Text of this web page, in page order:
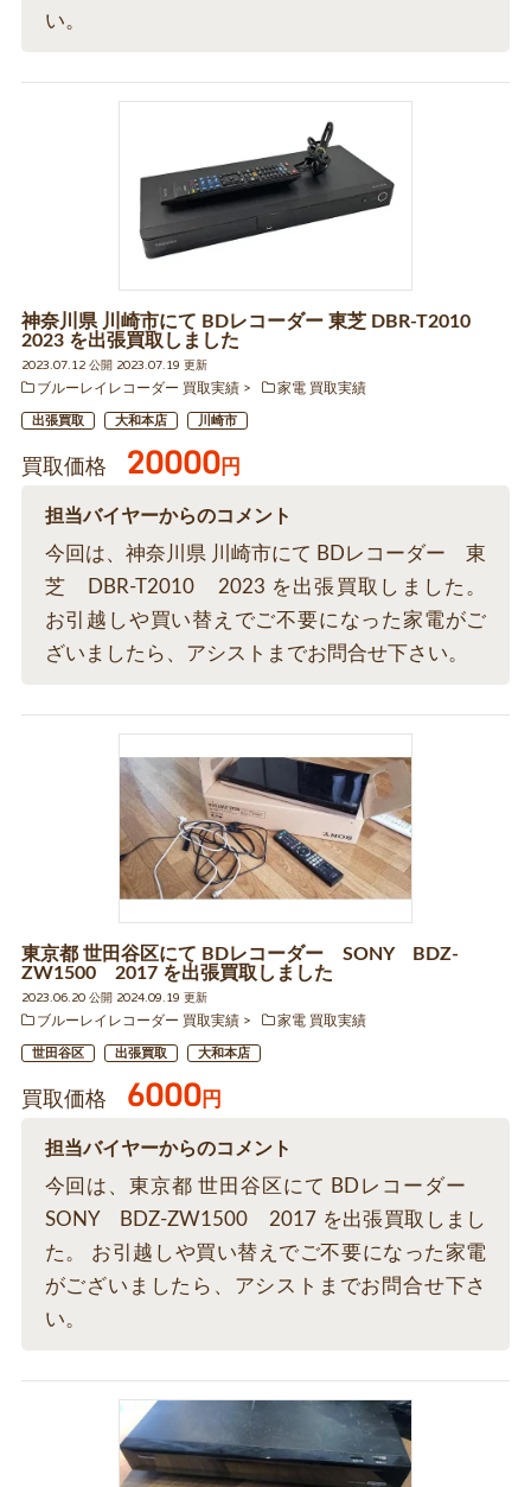
い。
神奈川県 川崎市にて BDレコーダー 東芝 DBR-T2010
2023 を出張買取しました
2023.07.12 公開 2023.07.19 更新
ブルーレイレコーダー 買取実績
家電 買取実績
出張買取 大和本店 川崎市
買取価格 20000円
担当バイヤーからのコメント
今回は、神奈川県 川崎市にて BDレコーダー 東
芝 DBR-T2010 2023 を出張買取しました。
お引越しや買い替えでご不要になった家電がご
ざいましたら、アシストまでお問合せ下さい。
東京都 世田谷区にて BDレコーダー SONY BDZ-
ZW1500 2017 を出張買取しました
2023.06.20 公開 2024.09.19 更新
ブルーレイレコーダー 買取実績
家電 買取実績
世田谷区 出張買取 大和本店
買取価格 6000円
担当バイヤーからのコメント
今回は、東京都 世田谷区にて BDレコーダー
SONY BDZ-ZW1500 2017 を出張買取しまし
た。 お引越しや買い替えでご不要になった家電
がございましたら、アシストまでお問合せ下さ
い。